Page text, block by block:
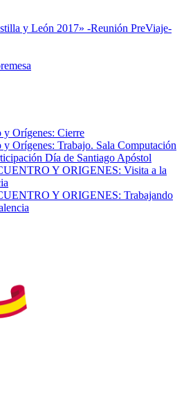
y León 2017» -Reunión PreViaje-
y Orígenes: Cierre
y Orígenes: Trabajo. Sala Computación
Día de Santiago Apóstol
Y ORIGENES: Visita a la
Y ORIGENES: Trabajando